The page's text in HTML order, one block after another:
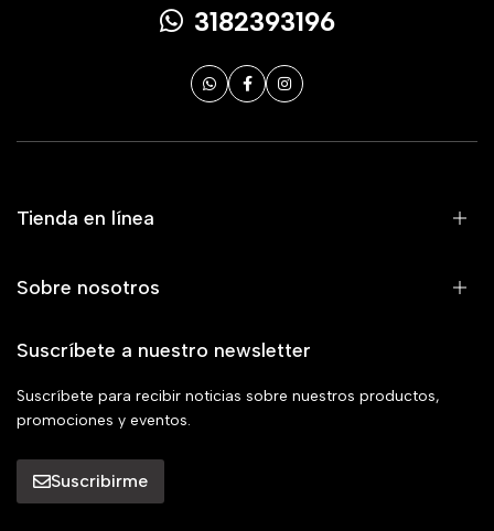
3182393196
Tienda en línea
Sobre nosotros
Suscríbete a nuestro newsletter
Suscríbete para recibir noticias sobre nuestros productos,
promociones y eventos.
Suscribirme